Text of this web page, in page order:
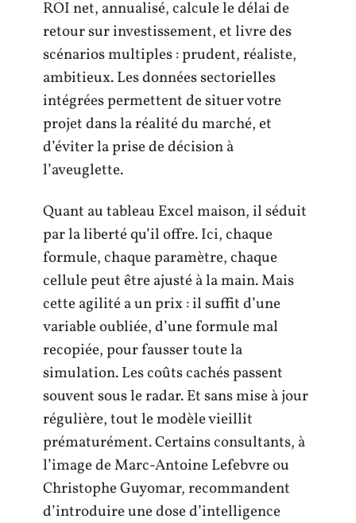
ROI net, annualisé, calcule le délai de
retour sur investissement, et livre des
scénarios multiples : prudent, réaliste,
ambitieux. Les données sectorielles
intégrées permettent de situer votre
projet dans la réalité du marché, et
d’éviter la prise de décision à
l’aveuglette.
Quant au tableau Excel maison, il séduit
par la liberté qu’il offre. Ici, chaque
formule, chaque paramètre, chaque
cellule peut être ajusté à la main. Mais
cette agilité a un prix : il suffit d’une
variable oubliée, d’une formule mal
recopiée, pour fausser toute la
simulation. Les coûts cachés passent
souvent sous le radar. Et sans mise à jour
régulière, tout le modèle vieillit
prématurément. Certains consultants, à
l’image de Marc-Antoine Lefebvre ou
Christophe Guyomar, recommandent
d’introduire une dose d’intelligence